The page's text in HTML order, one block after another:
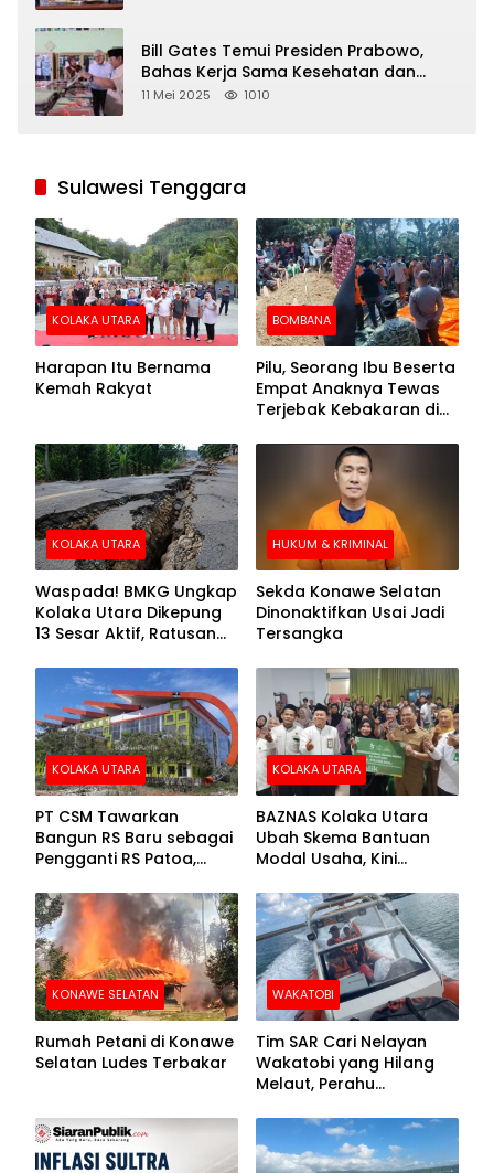
Bill Gates Temui Presiden Prabowo,
Bahas Kerja Sama Kesehatan dan
Program Makan Bergizi Gratis
11 Mei 2025 1010
Sulawesi Tenggara
KOLAKA UTARA
Harapan Itu Bernama
Kemah Rakyat
BOMBANA
Pilu, Seorang Ibu Beserta
Empat Anaknya Tewas
Terjebak Kebakaran di
KOLAKA UTARA
Waspada! BMKG Ungkap
Kolaka Utara Dikepung
13 Sesar Aktif, Ratusan
HUKUM & KRIMINAL
Sekda Konawe Selatan
Dinonaktifkan Usai Jadi
Tersangka
KOLAKA UTARA
PT CSM Tawarkan
Bangun RS Baru sebagai
Pengganti RS Patoa,
Kolut
KOLAKA UTARA
BAZNAS Kolaka Utara
Ubah Skema Bantuan
Modal Usaha, Kini
Barang Senilai Rp419,5
Juta
KONAWE SELATAN
Rumah Petani di Konawe
Selatan Ludes Terbakar
WAKATOBI
Tim SAR Cari Nelayan
Wakatobi yang Hilang
Melaut, Perahu
Kemasukan Air